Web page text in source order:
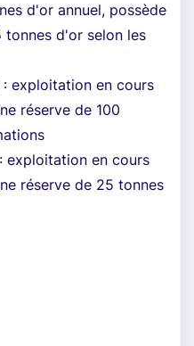
d'or annuel, possède
tonnes d'or selon les
: exploitation en cours
réserve de 100
exploitation en cours
réserve de 25 tonnes